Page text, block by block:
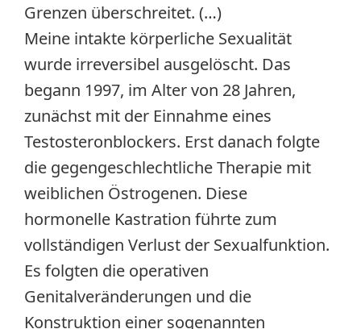
Grenzen überschreitet. (…)
Meine intakte körperliche Sexualität
wurde irreversibel ausgelöscht. Das
begann 1997, im Alter von 28 Jahren,
zunächst mit der Einnahme eines
Testosteronblockers. Erst danach folgte
die gegengeschlechtliche Therapie mit
weiblichen Östrogenen. Diese
hormonelle Kastration führte zum
vollständigen Verlust der Sexualfunktion.
Es folgten die operativen
Genitalveränderungen und die
Konstruktion einer sogenannten